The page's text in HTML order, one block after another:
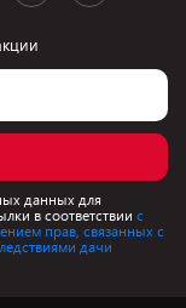
данных для
в соответствии с
прав, связанных с
дачи